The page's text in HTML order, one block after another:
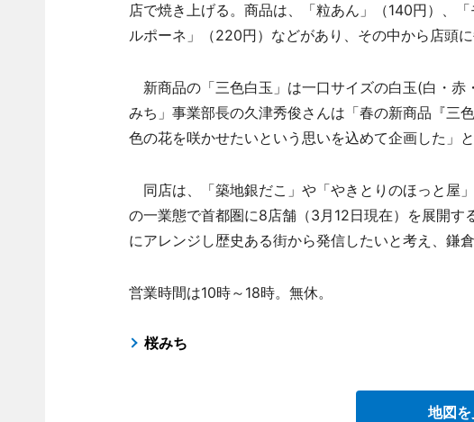
店で焼き上げる。商品は、「粒あん」（140円）、
ルポーネ」（220円）などがあり、その中から店頭
新商品の「三色白玉」は一口サイズの白玉(白・赤
みち」事業部長の久津秀俊さんは「春の新商品『三
色の花を咲かせたいという思いを込めて企画した」と
同店は、「築地銀だこ」や「やきとりのほっと屋
の一業態で首都圏に8店舗（3月12日現在）を展開
にアレンジし歴史ある街から発信したいと考え、鎌
営業時間は10時～18時。無休。
桜みち
地図